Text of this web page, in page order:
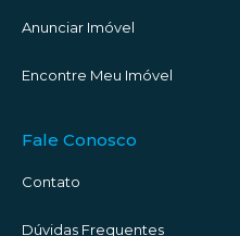
Anunciar Imóvel
Encontre Meu Imóvel
Fale Conosco
Contato
Dúvidas Frequentes